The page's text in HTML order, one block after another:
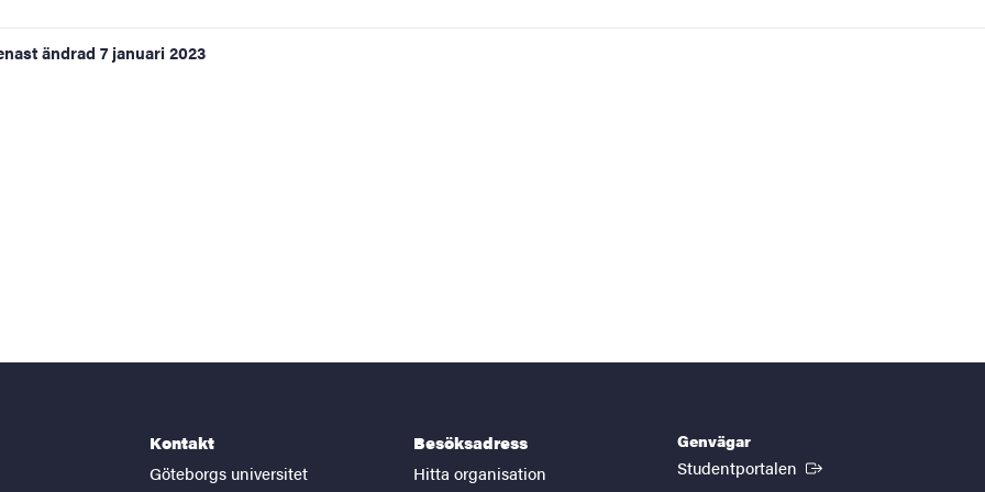
ändrad 7 januari 2023
Kontakt
Göteborgs universitet
Besöksadress
Hitta organisation
Genvägar
Studentportalen (Extern länk)